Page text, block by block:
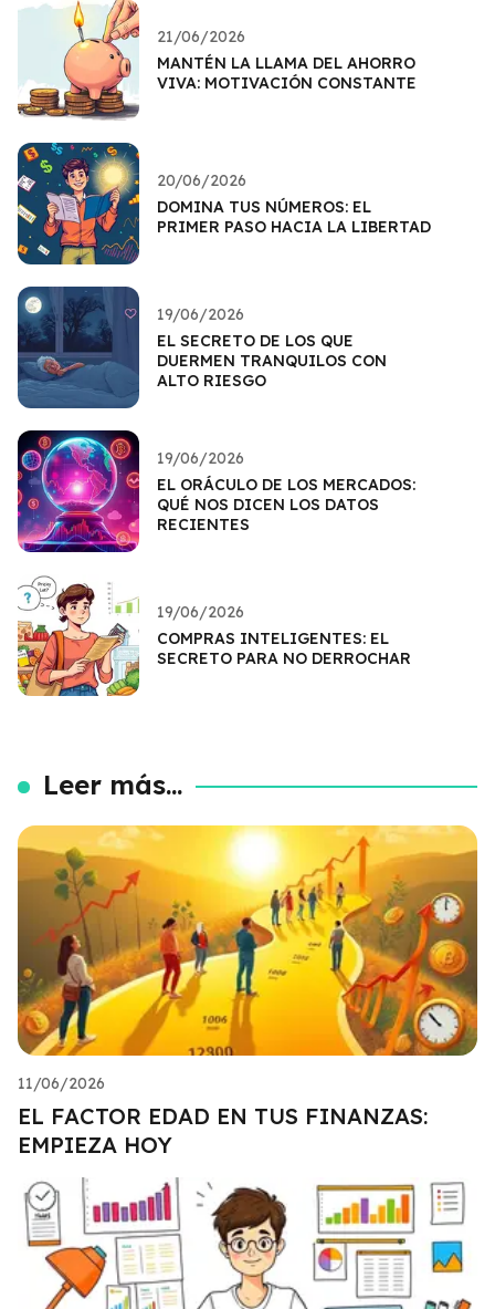
21/06/2026
MANTÉN LA LLAMA DEL AHORRO
VIVA: MOTIVACIÓN CONSTANTE
20/06/2026
DOMINA TUS NÚMEROS: EL
PRIMER PASO HACIA LA LIBERTAD
19/06/2026
EL SECRETO DE LOS QUE
DUERMEN TRANQUILOS CON
ALTO RIESGO
19/06/2026
EL ORÁCULO DE LOS MERCADOS:
QUÉ NOS DICEN LOS DATOS
RECIENTES
19/06/2026
COMPRAS INTELIGENTES: EL
SECRETO PARA NO DERROCHAR
Leer más...
11/06/2026
EL FACTOR EDAD EN TUS FINANZAS:
EMPIEZA HOY